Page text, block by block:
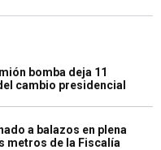
bomba deja 11
cambio presidencial
a balazos en plena
metros de la Fiscalía